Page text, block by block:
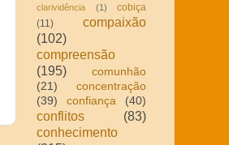
clarividência (1)
cobiça
(11)
compaixão
(102)
compreensão
(195)
comunhão
(21)
concentração
(39)
confiança (40)
conflitos
(83)
conhecimento